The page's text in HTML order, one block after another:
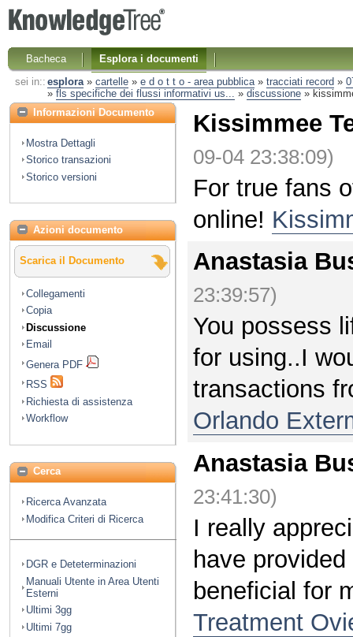
Bacheca
Esplora i documenti
sei in:: esplora» cartelle» e d o t t o - area pubblica» tracciati record »
» fls specifiche dei flussi informativi us... » discussione»
Informazioni Documento
Mostra Dettagli
Storico transazioni
Storico versioni
Azioni documento
Scarica il Documento
Collegamenti
Copia
Discussione
Email
Genera PDF
RSS
Richiesta di assistenza
Workflow
Cerca
Ricerca Avanzata
Modifica Criteri di Ricerca
DGR e Deteterminazioni
Manuali Utente in Area Utenti
Esterni
Ultimi 3gg
Ultimi 7gg
Kissimmee
09-04 23:38:09)
For true fans
online!
Anastasia
23:39:57)
You possess
for using..I
transactions
Orlando
Anastasia
23:41:30)
I really
have
beneficial for
Treatment